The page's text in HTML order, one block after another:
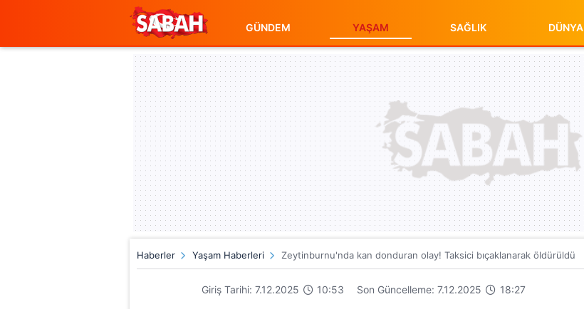
GÜNDEM YAŞAM SAĞLIK DÜNYA
Haberler Yaşam Haberleri Zeytinburnu'nda kan donduran olay! Taksici bıçaklanarak öldürüldü
Giriş Tarihi: 7.12.2025 10:53 Son Güncelleme: 7.12.2025 18:27